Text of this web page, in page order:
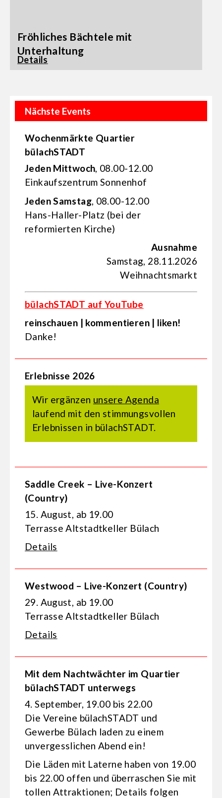
Fröhliches Bächtele mit
Unterhaltung
Details
Nächste Events
Wochenmärkte Quartier
bülachSTADT
Jeden Mittwoch, 08.00-12.00
Einkaufs­zentrum Sonnenhof
Jeden Samstag, 08.00-12.00
Hans-Haller-Platz (bei der
reformierten Kirche)
Ausnahme
Samstag, 28.11.2026
Weihnachtsmarkt
bülachSTADT auf YouTube
reinschauen | kommentieren | liken!
Danke!
Erlebnisse 2026
Wir ergänzen unsere Agenda
laufend mit den stimmungsvollen
Erlebnissen in bülachSTADT.
Saddle Creek – Live-Konzert
(Country)
15. August, ab 19.00
Terrasse Altstadtkeller Bülach
Details
Westwood – Live-Konzert (Country)
29. August, ab 19.00
Terrasse Altstadtkeller Bülach
Details
Mit dem Nachtwächter im Quartier
bülachSTADT unterwegs
4. September, 19.00 bis 22.00
Die Vereine bülachSTADT und
Gewerbe Bülach laden zu einem
unvergesslichen Abend ein!
Die Läden mit Laterne haben von 19.00
bis 22.00 offen und überraschen Sie mit
tollen Attraktionen; Details folgen